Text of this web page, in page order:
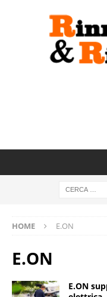
HOME E.ON
E.ON
E.ON